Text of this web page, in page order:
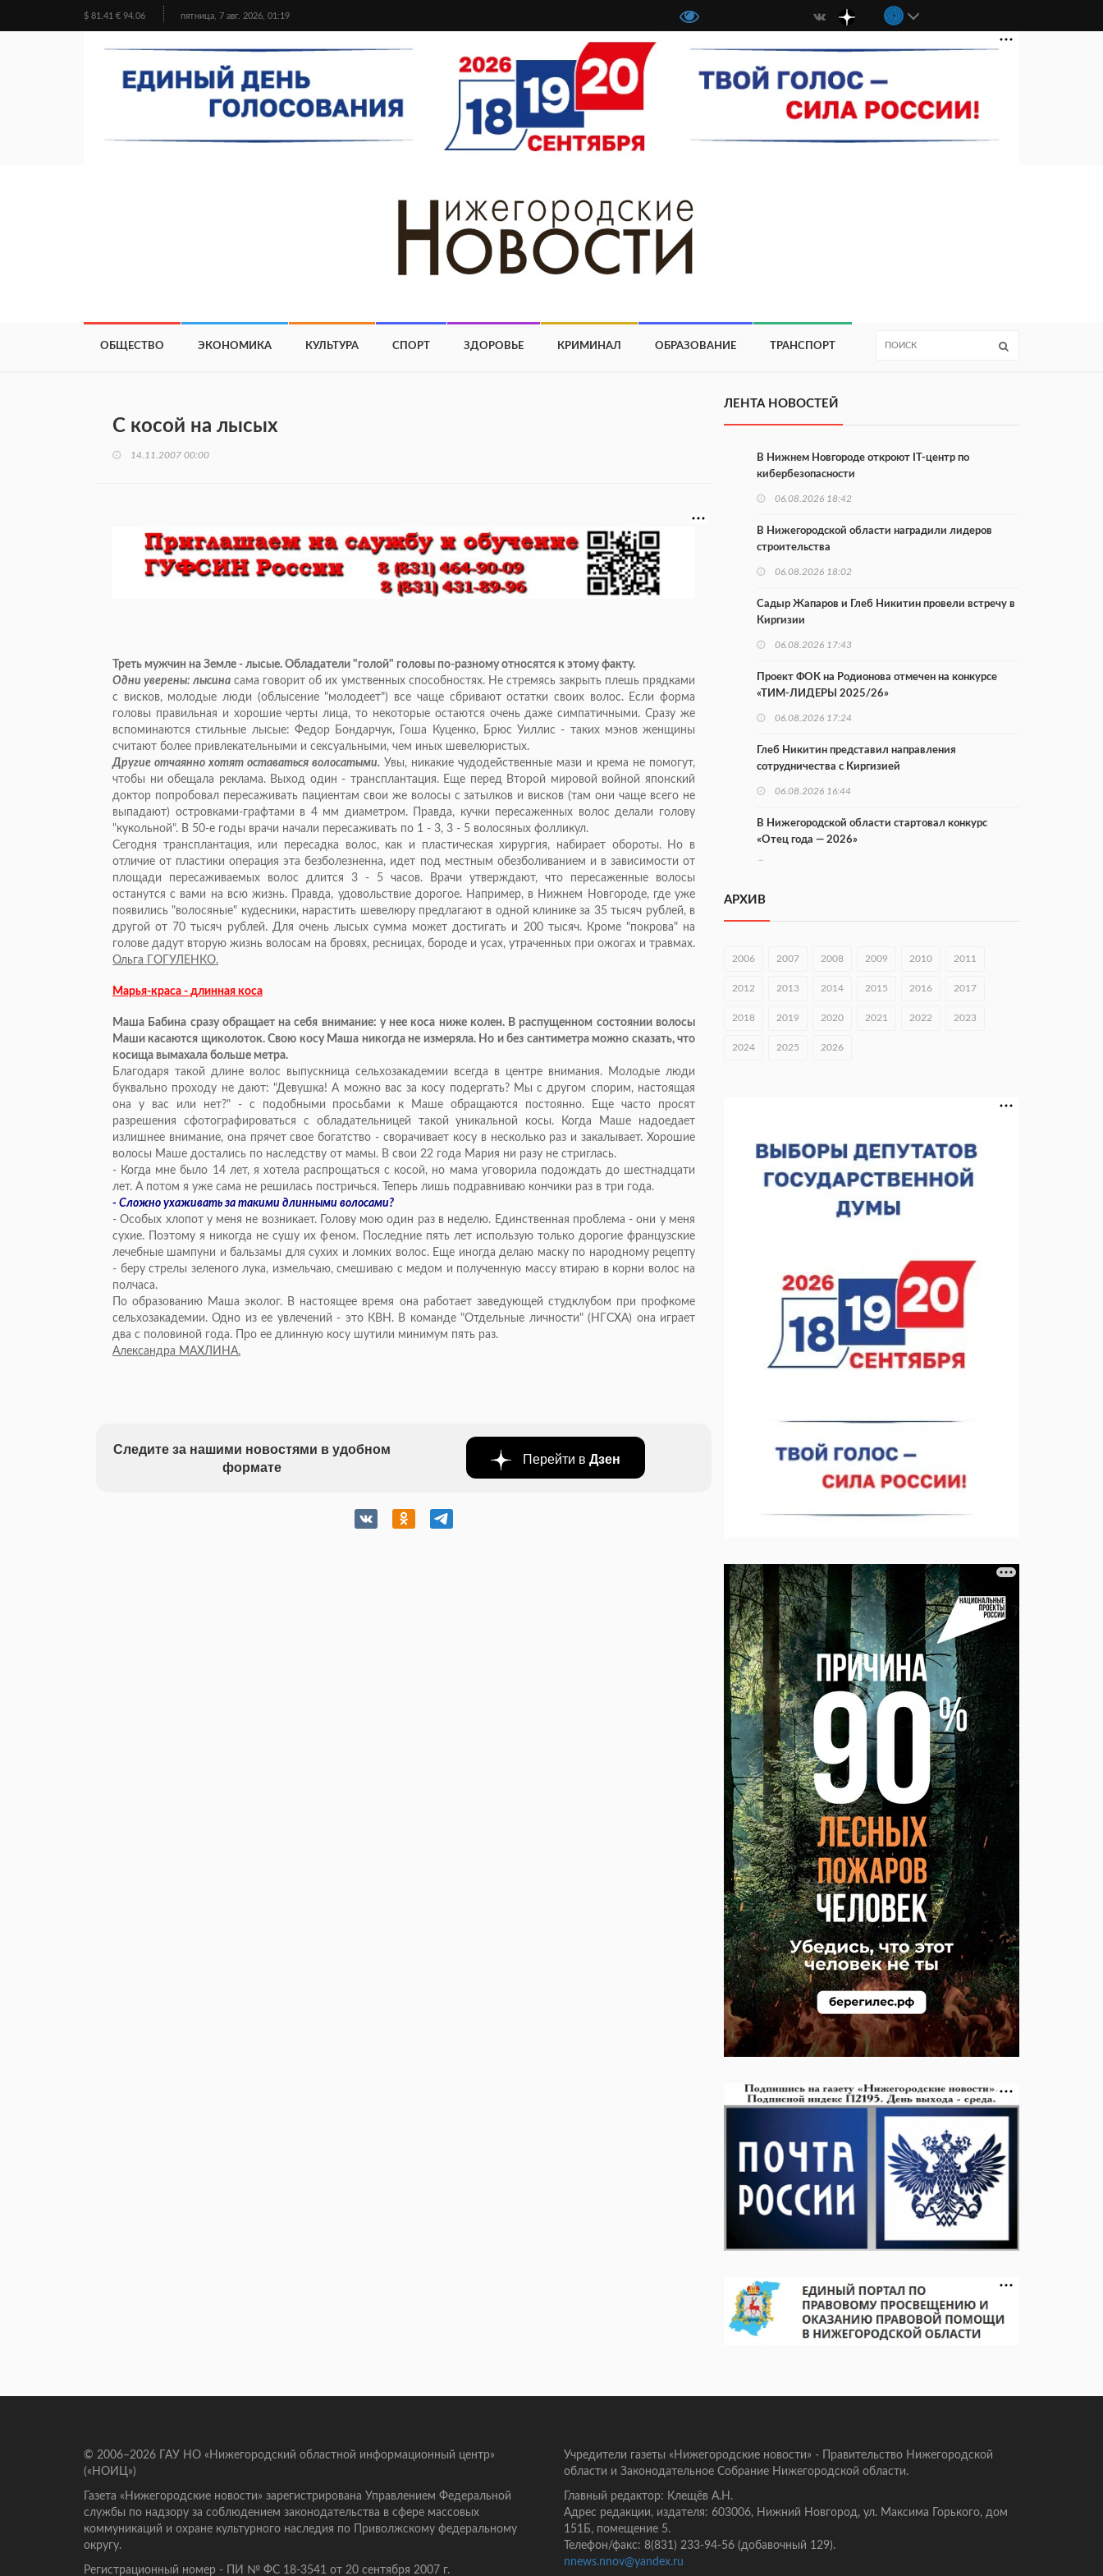
$ 81.41 € 94.06 пятница, 7 авг. 2026, 01:19
ОБЩЕСТВО ЭКОНОМИКА КУЛЬТУРА СПОРТ ЗДОРОВЬЕ КРИМИНАЛ ОБРАЗОВАНИЕ ТРАНСПОРТ
С косой на лысых
14.11.2007 00:00
Треть мужчин на Земле - лысые. Обладатели "голой" головы по-разному относятся к этому факту.
Одни уверены: лысина сама говорит об их умственных способностях. Не стремясь закрыть плешь прядками
с висков, молодые люди (облысение "молодеет") все чаще сбривают остатки своих волос. Если форма
головы правильная и хорошие черты лица, то некоторые остаются очень даже симпатичными. Сразу же
вспоминаются стильные лысые: Федор Бондарчук, Гоша Куценко, Брюс Уиллис - таких мэнов женщины
считают более привлекательными и сексуальными, чем иных шевелюристых.
Другие отчаянно хотят оставаться волосатыми. Увы, никакие чудодейственные мази и крема не помогут,
чтобы ни обещала реклама. Выход один - трансплантация. Еще перед Второй мировой войной японский
доктор попробовал пересаживать пациентам свои же волосы с затылков и висков (там они чаще всего не
выпадают) островками-графтами в 4 мм диаметром. Правда, кучки пересаженных волос делали голову
"кукольной". В 50-е годы врачи начали пересаживать по 1 - 3, 3 - 5 волосяных фолликул.
Сегодня трансплантация, или пересадка волос, как и пластическая хирургия, набирает обороты. Но в
отличие от пластики операция эта безболезненна, идет под местным обезболиванием и в зависимости от
площади пересаживаемых волос длится 3 - 5 часов. Врачи утверждают, что пересаженные волосы
останутся с вами на всю жизнь. Правда, удовольствие дорогое. Например, в Нижнем Новгороде, где уже
появились "волосяные" кудесники, нарастить шевелюру предлагают в одной клинике за 35 тысяч рублей, в
другой от 70 тысяч рублей. Для очень лысых сумма может достигать и 200 тысяч. Кроме "покрова" на
голове дадут вторую жизнь волосам на бровях, ресницах, бороде и усах, утраченных при ожогах и травмах.
Ольга ГОГУЛЕНКО.
Марья-краса - длинная коса
Маша Бабина сразу обращает на себя внимание: у нее коса ниже колен. В распущенном состоянии волосы
Маши касаются щиколоток. Свою косу Маша никогда не измеряла. Но и без сантиметра можно сказать, что
косища вымахала больше метра.
Благодаря такой длине волос выпускница сельхозакадемии всегда в центре внимания. Молодые люди
буквально проходу не дают: "Девушка! А можно вас за косу подергать? Мы с другом спорим, настоящая
она у вас или нет?" - с подобными просьбами к Маше обращаются постоянно. Еще часто просят
разрешения сфотографироваться с обладательницей такой уникальной косы. Когда Маше надоедает
излишнее внимание, она прячет свое богатство - сворачивает косу в несколько раз и закалывает. Хорошие
волосы Маше достались по наследству от мамы. В свои 22 года Мария ни разу не стриглась.
- Когда мне было 14 лет, я хотела распрощаться с косой, но мама уговорила подождать до шестнадцати
лет. А потом я уже сама не решилась постричься. Теперь лишь подравниваю кончики раз в три года.
- Сложно ухаживать за такими длинными волосами?
- Особых хлопот у меня не возникает. Голову мою один раз в неделю. Единственная проблема - они у меня
сухие. Поэтому я никогда не сушу их феном. Последние пять лет использую только дорогие французские
лечебные шампуни и бальзамы для сухих и ломких волос. Еще иногда делаю маску по народному рецепту
- беру стрелы зеленого лука, измельчаю, смешиваю с медом и полученную массу втираю в корни волос на
полчаса.
По образованию Маша эколог. В настоящее время она работает заведующей студклубом при профкоме
сельхозакадемии. Одно из ее увлечений - это КВН. В команде "Отдельные личности" (НГСХА) она играет
два с половиной года. Про ее длинную косу шутили минимум пять раз.
Александра МАХЛИНА.
Следите за нашими новостями в удобном
формате
Перейти в Дзен
ЛЕНТА НОВОСТЕЙ
В Нижнем Новгороде откроют IT-центр по
кибербезопасности
06.08.2026 18:42
В Нижегородской области наградили лидеров
строительства
06.08.2026 18:02
Садыр Жапаров и Глеб Никитин провели встречу в
Киргизии
06.08.2026 17:43
Проект ФОК на Родионова отмечен на конкурсе
«ТИМ-ЛИДЕРЫ 2025/26»
06.08.2026 17:24
Глеб Никитин представил направления
сотрудничества с Киргизией
06.08.2026 16:44
В Нижегородской области стартовал конкурс
«Отец года — 2026»
Городец подписал соглашения с Кара-Кулем и
вырос в 1,9 раза
В Нижнем Новгороде открыли фестиваль «Семья
06.08.2026 15:26
Видели ночь, бежали всю ночь... На
Нижневолжской набережной прошел необычный
06.08.2026 15:05
Нижегородские хирурги выполнили трансоральную
операцию на щитовидной железе
06.08.2026 15:03
АРХИВ
2006 2007 2008 2009 2010 2011
2012 2013 2014 2015 2016 2017
2018 2019 2020 2021 2022 2023
2024 2025 2026
© 2006–2026 ГАУ НО «Нижегородский областной информационный центр»
(«НОИЦ»)
Газета «Нижегородские новости» зарегистрирована Управлением Федеральной
службы по надзору за соблюдением законодательства в сфере массовых
коммуникаций и охране культурного наследия по Приволжскому федеральному
округу.
Регистрационный номер - ПИ № ФС 18-3541 от 20 сентября 2007 г.
Учредители газеты «Нижегородские новости» - Правительство Нижегородской
области и Законодательное Собрание Нижегородской области.
Главный редактор: Клещёв А.Н.
Адрес редакции, издателя: 603006, Нижний Новгород, ул. Максима Горького, дом
151Б, помещение 5.
Телефон/факс: 8(831) 233-94-56 (добавочный 129).
nnews.nnov@yandex.ru